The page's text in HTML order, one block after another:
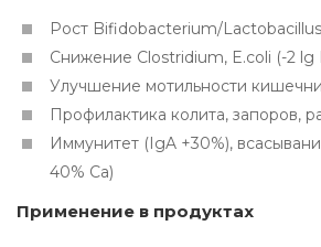
Рост Bifidobacterium/
Снижение Clostridium, E.coli (-2 lg
Улучшение мотильности
Профилактика колита, запоров,
Иммунитет (IgA +30%),
40% Ca)
Применение в продуктах